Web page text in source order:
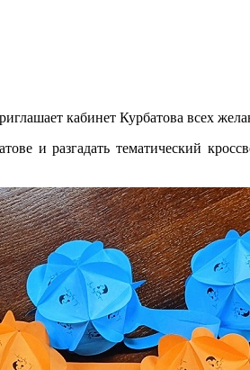
кабинет Курбатова всех
и разгадать тематический